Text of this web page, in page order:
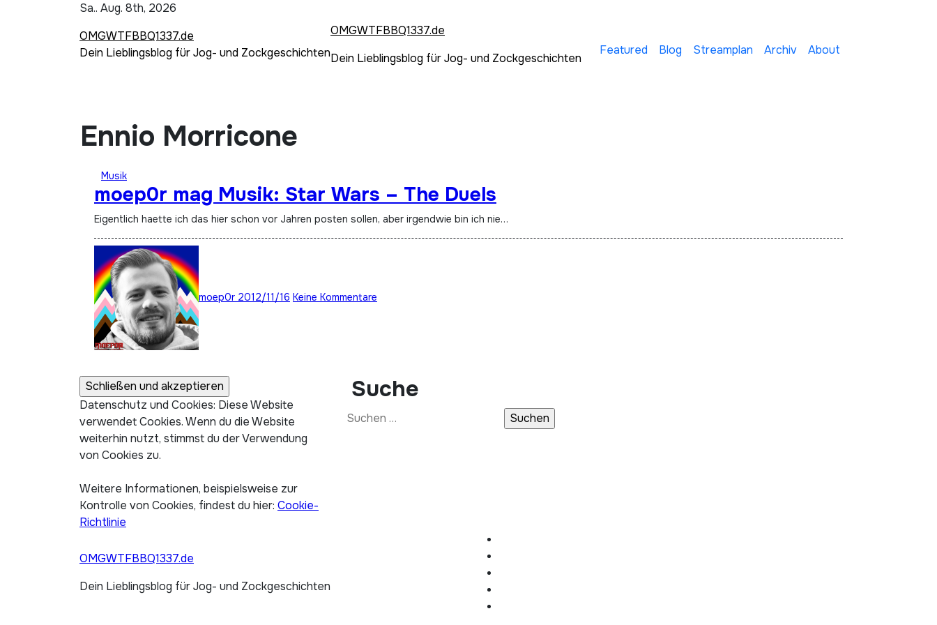
Sa.. Aug. 8th, 2026
OMGWTFBBQ1337.de
Dein Lieblingsblog für Jog- und Zockgeschichten
OMGWTFBBQ1337.de
Dein Lieblingsblog für Jog- und Zockgeschichten
Featured Blog Streamplan Archiv About
Ennio Morricone
Musik
moep0r mag Musik: Star Wars – The Duels
Eigentlich haette ich das hier schon vor Jahren posten sollen, aber irgendwie bin ich nie…
moep0r 2012/11/16 Keine Kommentare
Datenschutz und Cookies: Diese Website
verwendet Cookies. Wenn du die Website
weiterhin nutzt, stimmst du der Verwendung
von Cookies zu.
Weitere Informationen, beispielsweise zur
Kontrolle von Cookies, findest du hier: Cookie-
Richtlinie
Suche
Suchen
OMGWTFBBQ1337.de
Dein Lieblingsblog für Jog- und Zockgeschichten